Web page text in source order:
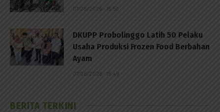
07/08/2026 - 15:53
DKUPP Probolinggo Latih 50 Pelaku
Usaha Produksi Frozen Food Berbahan
Ayam
07/08/2026 - 15:49
BERITA TERKINI